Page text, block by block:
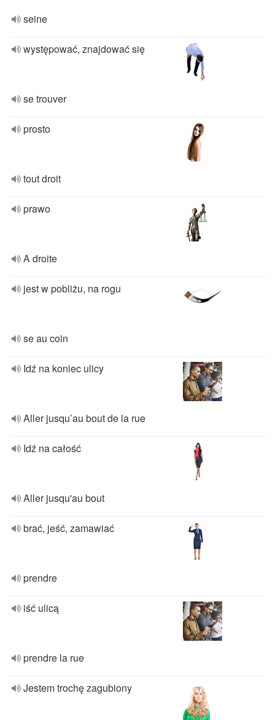
seine
występować, znajdować się
se trouver
prosto
tout droit
prawo
A droite
jest w pobliżu, na rogu
se au coin
Idź na koniec ulicy
Aller jusqu’au bout de la rue
Idź na całość
Aller jusqu'au bout
brać, jeść, zamawiać
prendre
iść ulicą
prendre la rue
Jestem trochę zagubiony